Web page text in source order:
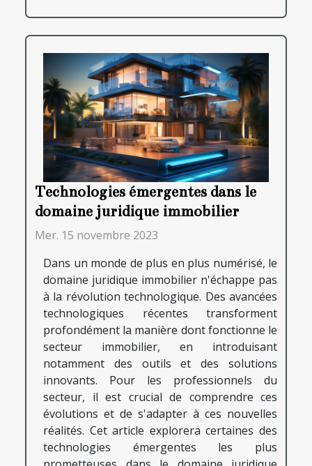
Technologies émergentes dans le
domaine juridique immobilier
Mer. 15 novembre 2023
Dans un monde de plus en plus numérisé, le
domaine juridique immobilier n'échappe pas
à la révolution technologique. Des avancées
technologiques récentes transforment
profondément la manière dont fonctionne le
secteur immobilier, en introduisant
notamment des outils et des solutions
innovants. Pour les professionnels du
secteur, il est crucial de comprendre ces
évolutions et de s'adapter à ces nouvelles
réalités. Cet article explorera certaines des
technologies émergentes les plus